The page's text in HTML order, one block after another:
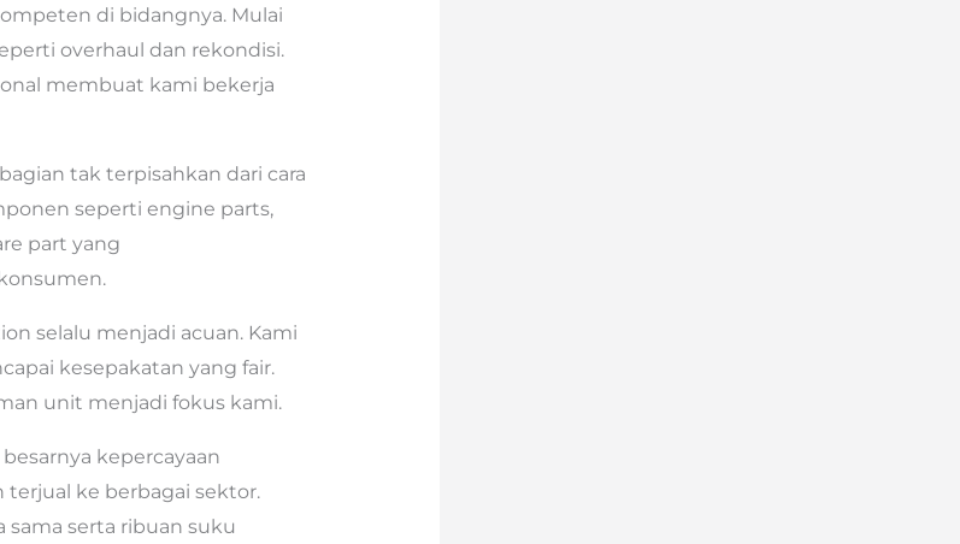
di bidangnya. Mulai
overhaul dan rekondisi.
membuat kami bekerja
tak terpisahkan dari cara
seperti engine parts,
part yang
selalu menjadi acuan. Kami
kesepakatan yang fair.
unit menjadi fokus kami.
kepercayaan
ke berbagai sektor.
serta ribuan suku